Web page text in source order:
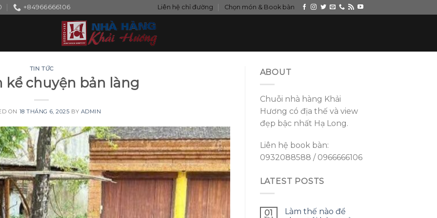
+84966666106 Liên hệ chỉ đường Chọn món & Book bàn
TIN TỨC
kể chuyện bản làng
ON 18 THÁNG 6, 2025 BY ADMIN
ABOUT
Chuỗi nhà hàng Khải
Hương có địa thế và view
đẹp bậc nhất Hạ Long.
Liên hệ book bàn:
0932088588 / 0966666106
LATEST POSTS
01
Làm thế nào để